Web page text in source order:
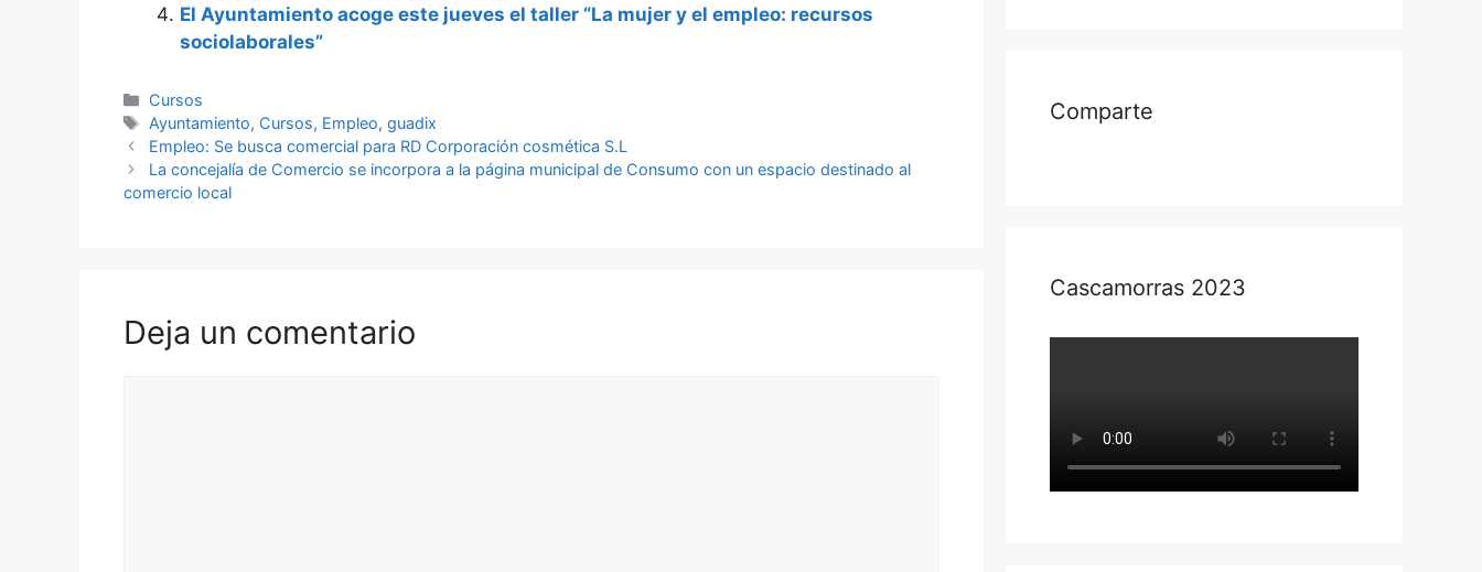
El Ayuntamiento acoge este jueves el taller “La mujer y el empleo: recursos
sociolaborales”
Categorías
Cursos
Etiquetas
Ayuntamiento, Cursos, Empleo,guadix
Empleo: Se busca comercial para RD Corporación cosmética S.L
La concejalía de Comercio se incorpora a la página municipal de Consumo con un espacio destinado al
comercio local
Deja un comentario
Comparte
Cascamorras 2023